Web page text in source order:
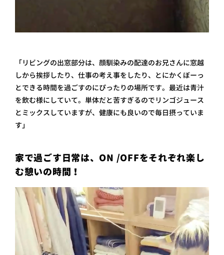
「リビングの出窓部分は、顔馴染みの配達のお兄さんに窓越
しから挨拶したり、仕事の考え事をしたり、とにかくぼーっ
とできる時間を過ごすのにぴったりの場所です。最近は青汁
を飲む様にしていて。単体だと苦すぎるのでリンゴジュース
とミックスしていますが、健康にも良いので毎日摂っていま
す」
家で過ごす日常は、ON /OFFをそれぞれ楽し
む憩いの時間！